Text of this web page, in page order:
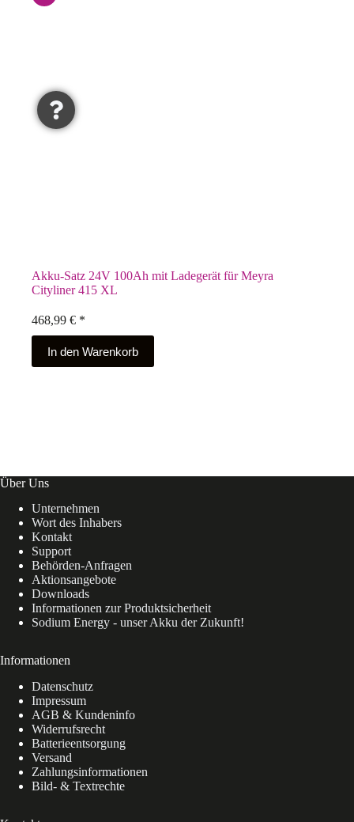
Akku-Satz 24V 100Ah mit Ladegerät für Meyra
Cityliner 415 XL
468,99 € *
In den Warenkorb
Über Uns
Unternehmen
Wort des Inhabers
Kontakt
Support
Behörden-Anfragen
Aktionsangebote
Downloads
Informationen zur Produktsicherheit
Sodium Energy - unser Akku der Zukunft!
Informationen
Datenschutz
Impressum
AGB & Kundeninfo
Widerrufsrecht
Batterieentsorgung
Versand
Zahlungsinformationen
Bild- & Textrechte